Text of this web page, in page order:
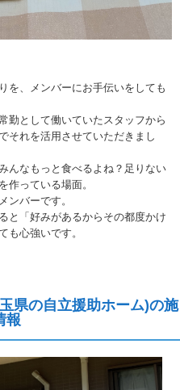
を、メンバーにお手伝いをしても
勤として働いていたスタッフから
それを活用させていただきまし
んなもっと食べるよね？足りない
作っている場面。
ンバーです。
と「好みがあるからその都度かけ
も心強いです。
県の自立援助ホーム)の施
報